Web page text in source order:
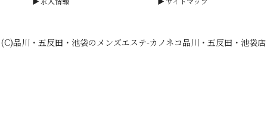
(C)品川・五反田・池袋のメンズエステ-カノネコ品川・五反田・池袋店